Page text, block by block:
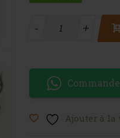
quantité de Tableau
+
- +
-
Ajouter à